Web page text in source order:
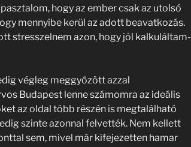
hogy az ember csak az utolsó
mennyibe kerül az adott beavatkozás.
stresszelnem azon, hogy jól kalkuláltam-
végleg meggyőzött azzal
Budapest lenne számomra az ideális
az oldal több részén is megtalálható
szinte azonnal felvették. Nem kellett
sem, mivel már kifejezetten hamar